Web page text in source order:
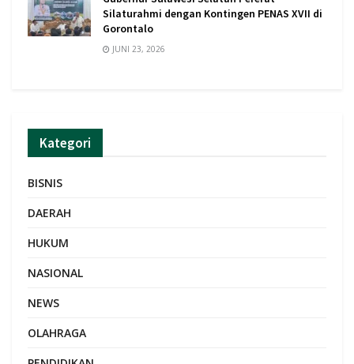
Silaturahmi dengan Kontingen PENAS XVII di
Gorontalo
JUNI 23, 2026
Kategori
BISNIS
DAERAH
HUKUM
NASIONAL
NEWS
OLAHRAGA